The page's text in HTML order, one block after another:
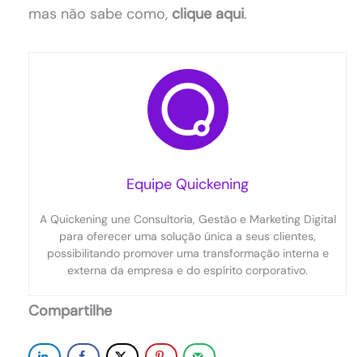
mas não sabe como, clique aqui.
Equipe Quickening
A Quickening une Consultoria, Gestão e Marketing Digital
para oferecer uma solução única a seus clientes,
possibilitando promover uma transformação interna e
externa da empresa e do espírito corporativo.
Compartilhe